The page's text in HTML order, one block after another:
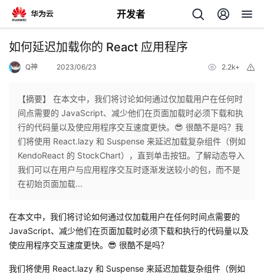
开发者
返
个
人
页
我
开
如何延迟加载你的 React 应用程序
Q神 2023/06/23 2.2k+
【摘要】 在本文中，我们将讨论如何通过仅加载用户在任何时
间点需要的 JavaScript、减少他们在页面加载时必须下载和执
行的代码量以及使应用程序交互速度更快。😎 很酷不是吗？我
们将使用 React.lazy 和 Suspense 来延迟加载复杂组件（例如
KendoReact 的 StockChart），直到单击按钮。了解动态导入
我们可以在用户与应用程序交互时逐渐发送较小的包，而不是
在初始页面加载...
在本文中，我们将讨论如何通过仅加载用户在任何时间点需要的
JavaScript、减少他们在页面加载时必须下载和执行的代码量以及
使应用程序交互速度更快。😎 很酷不是吗？
我们将使用 React.lazy 和 Suspense 来延迟加载复杂组件（例如